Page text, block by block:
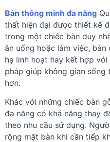
Bàn thông minh đa năng
thất hiện đại được thiết kế
trong một chiếc bàn duy
ăn uống hoặc làm việc,
hạ linh hoạt hay kết hợp
pháp giúp không gian
hơn.
Khác với những chiếc bàn
đa năng có khả năng thay
theo nhu cầu sử dụng.
rộng mặt bàn khi cần tiếp